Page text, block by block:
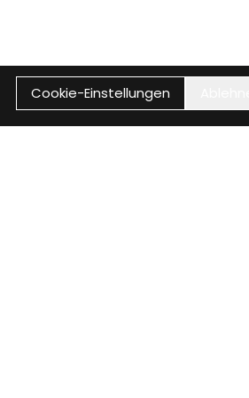
Cookie-Einstellungen